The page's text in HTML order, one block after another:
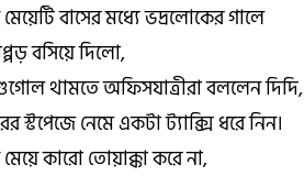
মেয়েটি বাসের মধ্যে ভদ্রলোকের গালে
বসিয়ে দিলো,
থামতে অফিসযাত্রীরা বললেন দিদি,
স্টপেজে নেমে একটা ট্যাক্সি ধরে নিন।
মেয়ে কারো তোয়াক্কা করে না,